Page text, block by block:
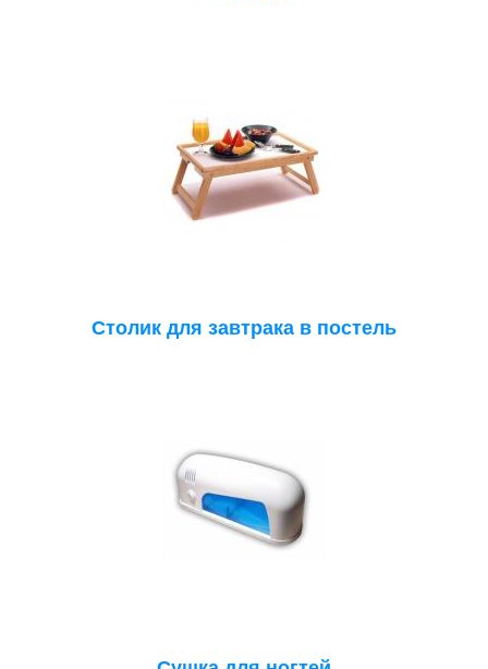
Столик для завтрака в постель